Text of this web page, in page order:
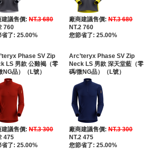
建議售價: NT.3 680
760
省了: 25.00%
廠商建議售價: NT.3 680
NT.2 760
您節省了: 25.00%
Phase SV Zip
LS 男款 公雞褐（零
NG品）（L號）
建議售價: NT.3 300
475
省了: 25.00%
Arc’teryx Phase SV Zip
Neck LS 男款 深天堂藍（零
碼/微NG品）（L號）
廠商建議售價: NT.3 300
NT.2 475
您節省了: 25.00%